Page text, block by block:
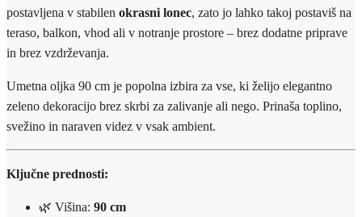
postavljena v stabilen okrasni lonec, zato jo lahko takoj postaviš na
teraso, balkon, vhod ali v notranje prostore – brez dodatne priprave
in brez vzdrževanja.
Umetna oljka 90 cm je popolna izbira za vse, ki želijo elegantno
zeleno dekoracijo brez skrbi za zalivanje ali nego. Prinaša toplino,
svežino in naraven videz v vsak ambient.
Ključne prednosti:
🌿 Višina: 90 cm